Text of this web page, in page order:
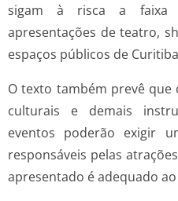
sigam à risca a faixa
apresentações de teatro,
espaços públicos de
O texto também prevê
culturais e demais
eventos poderão exigir
responsáveis pelas
apresentado é adequado